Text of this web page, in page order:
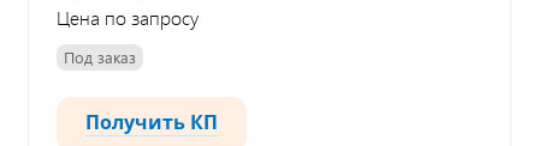
Цена по запросу
Под заказ
Получить КП